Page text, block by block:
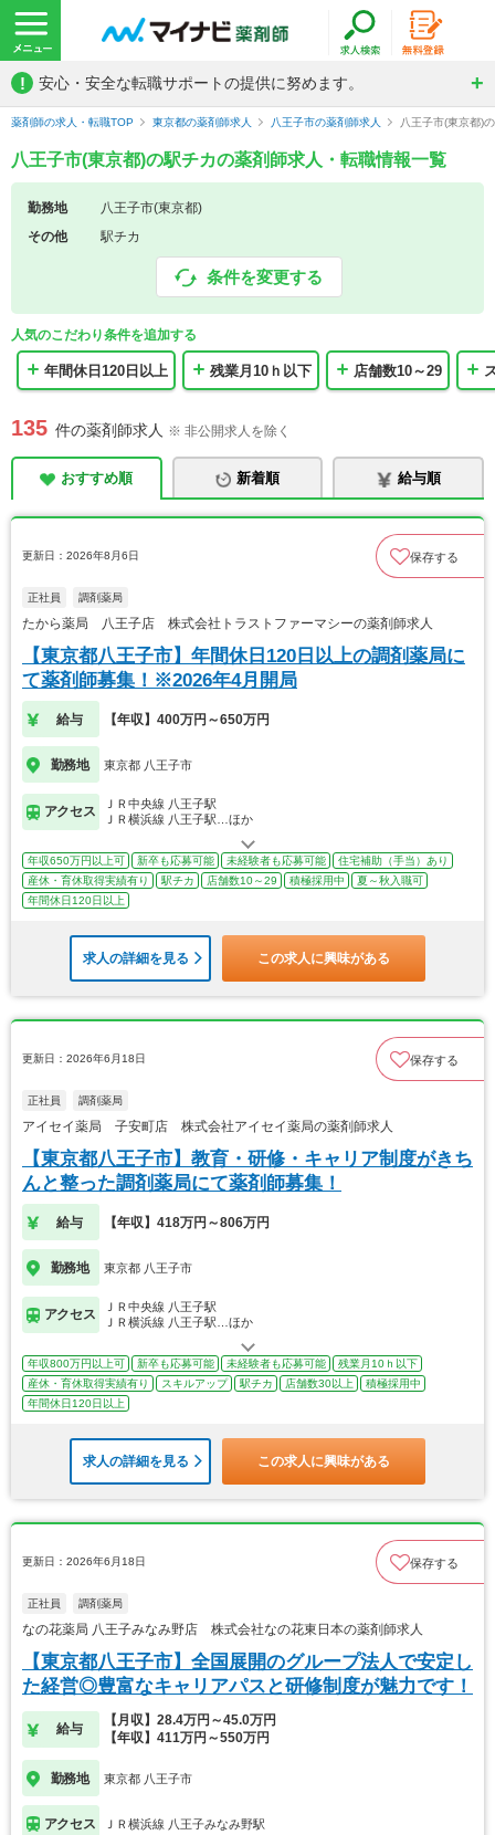
! 安心・安全な転職サポートの提供に努めます。
薬剤師の求人・転職TOP 東京都の薬剤師求人 八王子市の薬剤師求人 八王子市(東京都)
八王子市(東京都)の駅チカの薬剤師求人・転職情報一覧
勤務地
八王子市(東京都)
その他
駅チカ
条件を変更する
人気のこだわり条件を追加する
年間休日120日以上 残業月10ｈ以下 店舗数10～29
135 件の薬剤師求人 ※ 非公開求人を除く
おすすめ順 新着順 給与順
更新日：2026年8月6日 保存する
正社員 調剤薬局
たから薬局 八王子店 株式会社トラストファーマシーの薬剤師求人
【東京都八王子市】年間休日120日以上の調剤薬局に
て薬剤師募集！※2026年4月開局
給与 【年収】400万円～650万円
勤務地 東京都 八王子市
アクセス
ＪＲ中央線 八王子駅
ＪＲ横浜線 八王子駅…ほか
年収650万円以上可 新卒も応募可能 未経験者も応募可能
住宅補助（手当）あり
産休・育休取得実績有り
駅チカ 店舗数10～29 積極採用中
夏～秋入職可
年間休日120日以上
求人の詳細を見る この求人に興味がある
更新日：2026年6月18日 保存する
正社員 調剤薬局
アイセイ薬局 子安町店 株式会社アイセイ薬局の薬剤師求人
【東京都八王子市】教育・研修・キャリア制度がきち
んと整った調剤薬局にて薬剤師募集！
給与 【年収】418万円～806万円
勤務地 東京都 八王子市
アクセス
ＪＲ中央線 八王子駅
ＪＲ横浜線 八王子駅…ほか
年収800万円以上可 新卒も応募可能 未経験者も応募可能
残業月10ｈ以下
産休・育休取得実績有り
スキルアップ 駅チカ 店舗数30以上
積極採用中
年間休日120日以上
求人の詳細を見る この求人に興味がある
更新日：2026年6月18日 保存する
正社員 調剤薬局
なの花薬局 八王子みなみ野店 株式会社なの花東日本の薬剤師求人
【東京都八王子市】全国展開のグループ法人で安定し
た経営◎豊富なキャリアパスと研修制度が魅力です！
給与
【月収】28.4万円～45.0万円
【年収】411万円～550万円
勤務地 東京都 八王子市
アクセス ＪＲ横浜線 八王子みなみ野駅